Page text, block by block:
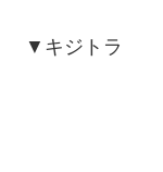
▼キジトラ